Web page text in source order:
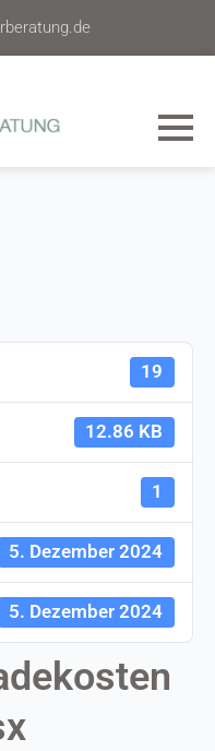
19
12.86 KB
1
5. Dezember 2024
5. Dezember 2024